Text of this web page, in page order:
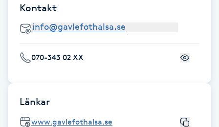
Face framing
Faceliftmassage
Fettreducering
Kontakt
070-343 02 XX
Länkar
www.gavlefothalsa.se